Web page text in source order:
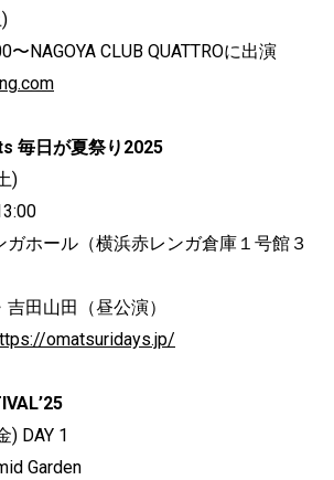
NAGOYA CLUB QUATTROに出演
毎日が夏祭り2025
)
ガホール（横浜赤レンガ倉庫１号館３
田山田（昼公演）
omatsuridays.jp/
) DAY 1
Garden